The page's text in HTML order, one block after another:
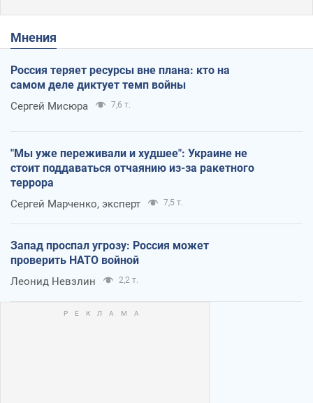
Мнения
Россия теряет ресурсы вне плана: кто на
самом деле диктует темп войны
Сергей Мисюра 7,6 т.
"Мы уже переживали и худшее": Украине не
стоит поддаваться отчаянию из-за ракетного
террора
Сергей Марченко, эксперт 7,5 т.
Запад проспал угрозу: Россия может
проверить НАТО войной
Леонид Невзлин 2,2 т.